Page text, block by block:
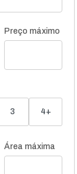
Preço máximo
3 4+
Área máxima